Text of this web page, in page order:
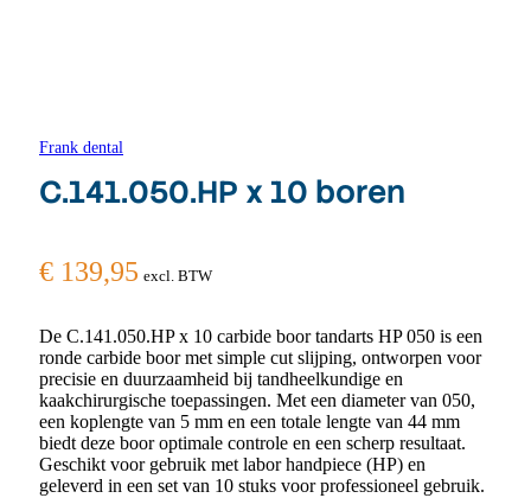
Frank dental
C.141.050.HP x 10 boren
€ 139,95 excl. BTW
De C.141.050.HP x 10 carbide boor tandarts HP 050 is een
ronde carbide boor met simple cut slijping, ontworpen voor
precisie en duurzaamheid bij tandheelkundige en
kaakchirurgische toepassingen. Met een diameter van 050,
een koplengte van 5 mm en een totale lengte van 44 mm
biedt deze boor optimale controle en een scherp resultaat.
Geschikt voor gebruik met labor handpiece (HP) en
geleverd in een set van 10 stuks voor professioneel gebruik.